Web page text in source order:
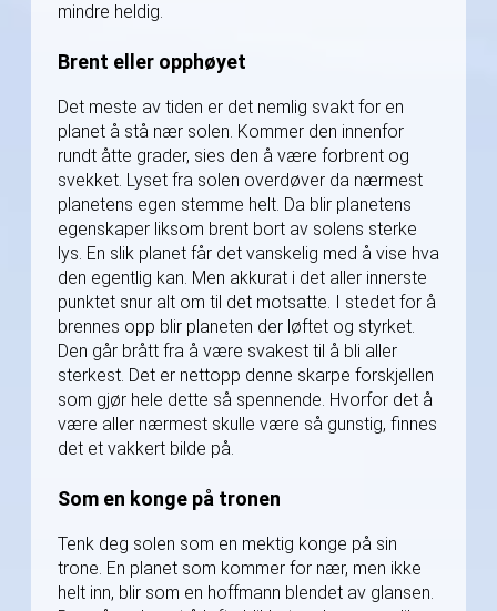
mindre heldig.
Brent eller opphøyet
Det meste av tiden er det nemlig svakt for en
planet å stå nær solen. Kommer den innenfor
rundt åtte grader, sies den å være forbrent og
svekket. Lyset fra solen overdøver da nærmest
planetens egen stemme helt. Da blir planetens
egenskaper liksom brent bort av solens sterke
lys. En slik planet får det vanskelig med å vise hva
den egentlig kan. Men akkurat i det aller innerste
punktet snur alt om til det motsatte. I stedet for å
brennes opp blir planeten der løftet og styrket.
Den går brått fra å være svakest til å bli aller
sterkest. Det er nettopp denne skarpe forskjellen
som gjør hele dette så spennende. Hvorfor det å
være aller nærmest skulle være så gunstig, finnes
det et vakkert bilde på.
Som en konge på tronen
Tenk deg solen som en mektig konge på sin
trone. En planet som kommer for nær, men ikke
helt inn, blir som en hoffmann blendet av glansen.